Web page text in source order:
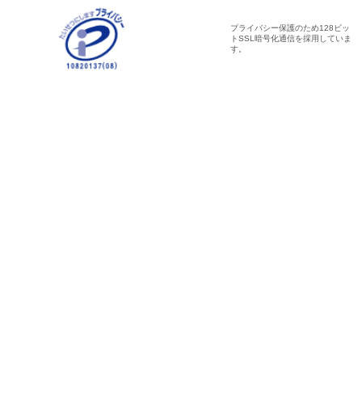
プライバシー保護のため128ビッ
トSSL暗号化通信を採用していま
す。